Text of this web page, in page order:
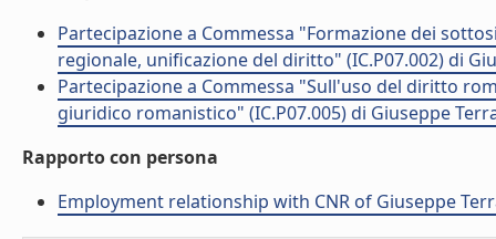
Partecipazione a Commessa "Formazione dei
regionale, unificazione del diritto" (IC.P07.002) di
Partecipazione a Commessa "Sull'uso del diritto
giuridico romanistico" (IC.P07.005) di Giuseppe
Rapporto con persona
Employment relationship with CNR of Giuseppe